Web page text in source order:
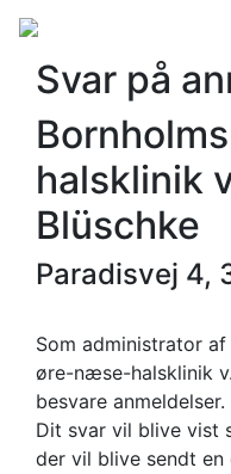
Svar på
halsklinik
Blüschke
Paradisvej 4,
Som administrator
øre-næse-halsklinik
besvare anmeldelser.
Dit svar vil blive vist
der vil blive sendt en